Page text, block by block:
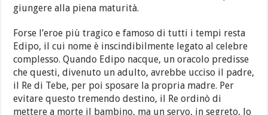
giungere alla piena maturità.
Forse l’eroe più tragico e famoso di tutti i tempi resta
Edipo, il cui nome è inscindibilmente legato al celebre
complesso. Quando Edipo nacque, un oracolo predisse
che questi, divenuto un adulto, avrebbe ucciso il padre,
il Re di Tebe, per poi sposare la propria madre. Per
evitare questo tremendo destino, il Re ordinò di
mettere a morte il bambino, ma un servo, in segreto, lo